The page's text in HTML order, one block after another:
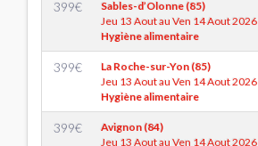
399€
Sables-d’Olonne (85)
Jeu 13 Aout au Ven 14 Aout 2026
Hygiène alimentaire
399€
La Roche-sur-Yon (85)
Jeu 13 Aout au Ven 14 Aout 2026
Hygiène alimentaire
399€
Avignon (84)
Jeu 13 Aout au Ven 14 Aout 2026